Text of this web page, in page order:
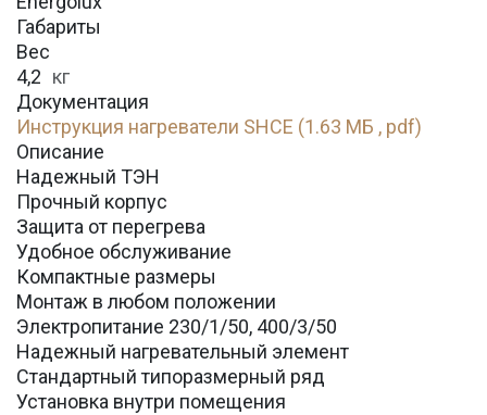
Габариты
Вес
4,2 кг
Документация
Инструкция нагреватели SHCE (1.63 МБ , pdf)
Описание
Надежный ТЭН
Прочный корпус
Защита от перегрева
Удобное обслуживание
Компактные размеры
Монтаж в любом положении
Электропитание 230/1/50, 400/3/50
Надежный нагревательный элемент
Стандартный типоразмерный ряд
Установка внутри помещения